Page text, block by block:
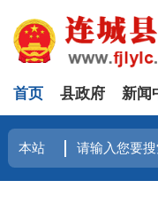
首页 县政府 新闻